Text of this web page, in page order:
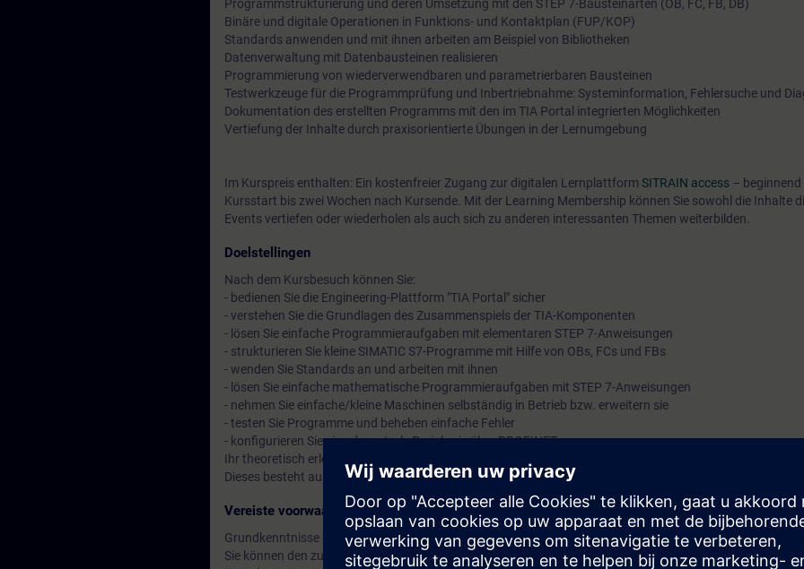
Programmstrukturierung und deren Umsetzung mit den STEP 7-Bausteinarten (OB, FC, FB, DB)
Binäre und digitale Operationen in Funktions- und Kontaktplan (FUP/KOP)
Standards anwenden und mit ihnen arbeiten am Beispiel von Bibliotheken
Datenverwaltung mit Datenbausteinen realisieren
Programmierung von wiederverwendbaren und parametrierbaren Bausteinen
Testwerkzeuge für die Programmprüfung und Inbertriebnahme: Systeminformation, Fehlersuche und
Dokumentation des erstellten Programms mit den im TIA Portal integrierten Möglichkeiten
Vertiefung der Inhalte durch praxisorientierte Übungen in der Lernumgebung
Im Kurspreis enthalten: Ein kostenfreier Zugang zur digitalen Lernplattform SITRAIN access – beginnend
Kursstart bis zwei Wochen nach Kursende. Mit der Learning Membership können Sie sowohl die Inhalte
Events vertiefen oder wiederholen als auch sich zu anderen interessanten Themen weiterbilden.
Doelstellingen
Nach dem Kursbesuch können Sie:
- bedienen Sie die Engineering-Plattform "TIA Portal" sicher
- verstehen Sie die Grundlagen des Zusammenspiels der TIA-Komponenten
- lösen Sie einfache Programmieraufgaben mit elementaren STEP 7-Anweisungen
- strukturieren Sie kleine SIMATIC S7-Programme mit Hilfe von OBs, FCs und FBs
- wenden Sie Standards an und arbeiten mit ihnen
- lösen Sie einfache mathematische Programmieraufgaben mit STEP 7-Anweisungen
- nehmen Sie einfache/kleine Maschinen selbständig in Betrieb bzw. erweitern sie
- testen Sie Programme und beheben einfache Fehler
- konfigurieren Sie eine dezentrale Peripherie über PROFINET
Ihr theoretisch erlerntes Wissen vertiefen Sie durch zahlreiche praxisorientierte Übungen an einem TIA-
Dieses besteht aus einem Automatisierungssystem SIMATIC S7-1500 und einem Bandmodell.
Vereiste voorwaarden
Grundkenntnisse der Automatisierungstechnik
Sie können den zur Verfügung stehenden Online-Eingangstest nutzen, um sicherzustellen, dass der von